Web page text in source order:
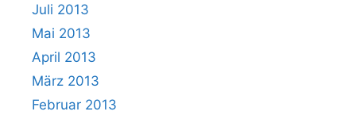
Juli 2013
Mai 2013
April 2013
März 2013
Februar 2013